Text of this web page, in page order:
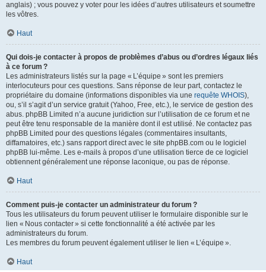
anglais) ; vous pouvez y voter pour les idées d’autres utilisateurs et soumettre
les vôtres.
Haut
Qui dois-je contacter à propos de problèmes d’abus ou d’ordres légaux liés
à ce forum ?
Les administrateurs listés sur la page « L’équipe » sont les premiers
interlocuteurs pour ces questions. Sans réponse de leur part, contactez le
propriétaire du domaine (informations disponibles via une requête WHOIS),
ou, s’il s’agit d’un service gratuit (Yahoo, Free, etc.), le service de gestion des
abus. phpBB Limited n’a aucune juridiction sur l’utilisation de ce forum et ne
peut être tenu responsable de la manière dont il est utilisé. Ne contactez pas
phpBB Limited pour des questions légales (commentaires insultants,
diffamatoires, etc.) sans rapport direct avec le site phpBB.com ou le logiciel
phpBB lui-même. Les e-mails à propos d’une utilisation tierce de ce logiciel
obtiennent généralement une réponse laconique, ou pas de réponse.
Haut
Comment puis-je contacter un administrateur du forum ?
Tous les utilisateurs du forum peuvent utiliser le formulaire disponible sur le
lien « Nous contacter » si cette fonctionnalité a été activée par les
administrateurs du forum.
Les membres du forum peuvent également utiliser le lien « L’équipe ».
Haut